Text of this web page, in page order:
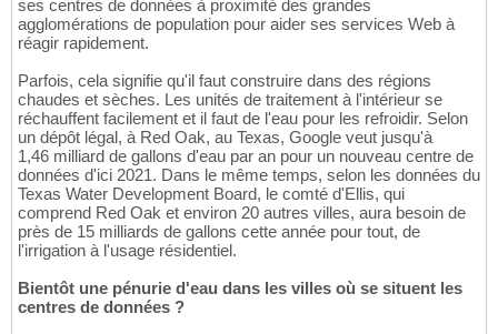
ses centres de données à proximité des grandes
agglomérations de population pour aider ses services Web à
réagir rapidement.
Parfois, cela signifie qu'il faut construire dans des régions
chaudes et sèches. Les unités de traitement à l'intérieur se
réchauffent facilement et il faut de l'eau pour les refroidir. Selon
un dépôt légal, à Red Oak, au Texas, Google veut jusqu'à
1,46 milliard de gallons d'eau par an pour un nouveau centre de
données d'ici 2021. Dans le même temps, selon les données du
Texas Water Development Board, le comté d'Ellis, qui
comprend Red Oak et environ 20 autres villes, aura besoin de
près de 15 milliards de gallons cette année pour tout, de
l'irrigation à l'usage résidentiel.
Bientôt une pénurie d'eau dans les villes où se situent les
centres de données ?